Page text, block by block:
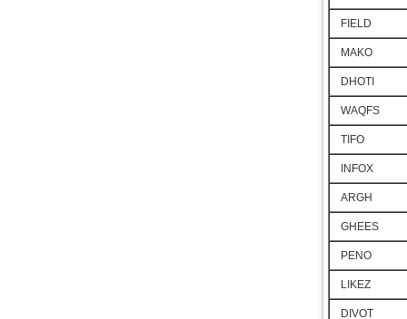
FIELD
MAKO
DHOTI
WAQFS
TIFO
INFOX
ARGH
GHEES
PENO
LIKEZ
DIVOT